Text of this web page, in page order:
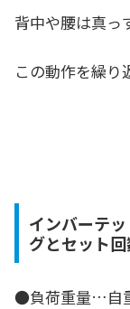
背中や腰は真っ
この動作を繰り
インバーテ
グとセット
●負荷重量…自